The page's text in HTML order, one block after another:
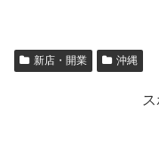
新店・開業 沖縄